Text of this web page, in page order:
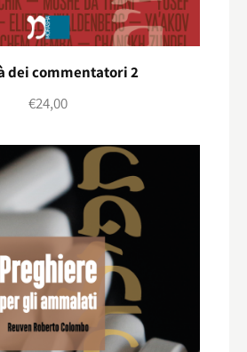
dei commentatori 2
€24,00